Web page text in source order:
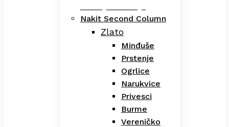
Nakit Second Column
Zlato
Minđuše
Prstenje
Ogrlice
Narukvice
Privesci
Burme
Vereničko